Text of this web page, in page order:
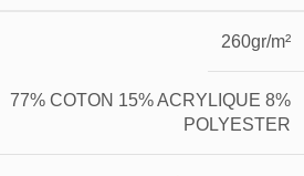
260gr/m²
77% COTON 15% ACRYLIQUE 8%
POLYESTER